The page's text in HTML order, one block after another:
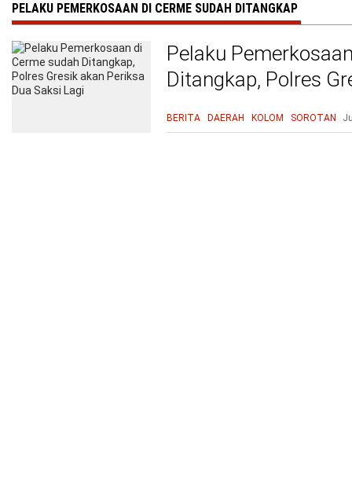
PELAKU PEMERKOSAAN DI CERME SUDAH DITANGKAP
Pelaku
Ditangkap, Polres
BERITA DAERAH KOLOM SOROTAN